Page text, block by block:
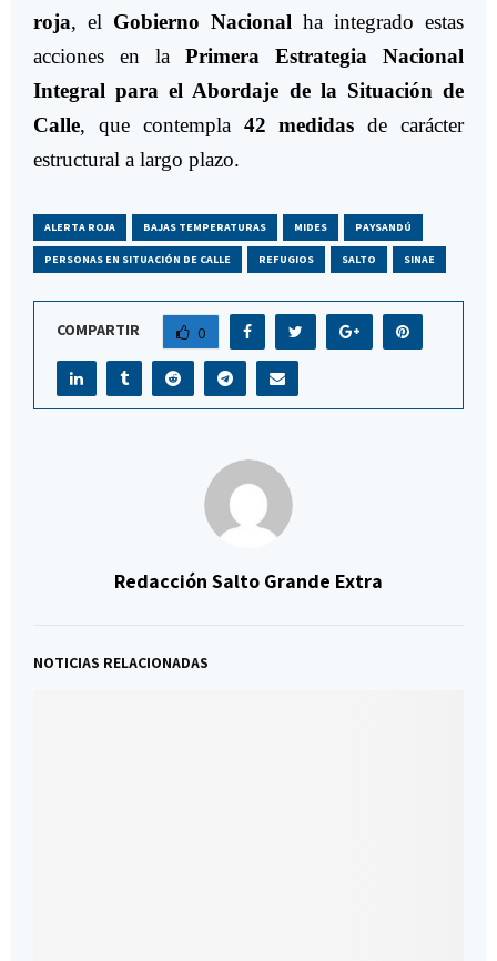
roja, el Gobierno Nacional ha integrado estas
acciones en la Primera Estrategia Nacional
Integral para el Abordaje de la Situación de
Calle, que contempla 42 medidas de carácter
estructural a largo plazo.
ALERTA ROJA BAJAS TEMPERATURAS MIDES PAYSANDÚ
PERSONAS EN SITUACIÓN DE CALLE REFUGIOS SALTO SINAE
COMPARTIR 0
Redacción Salto Grande Extra
NOTICIAS RELACIONADAS